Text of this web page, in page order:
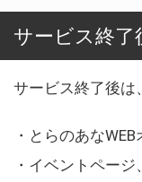
サービス終了
サービス終了後は
・とらのあな
・イベントペー